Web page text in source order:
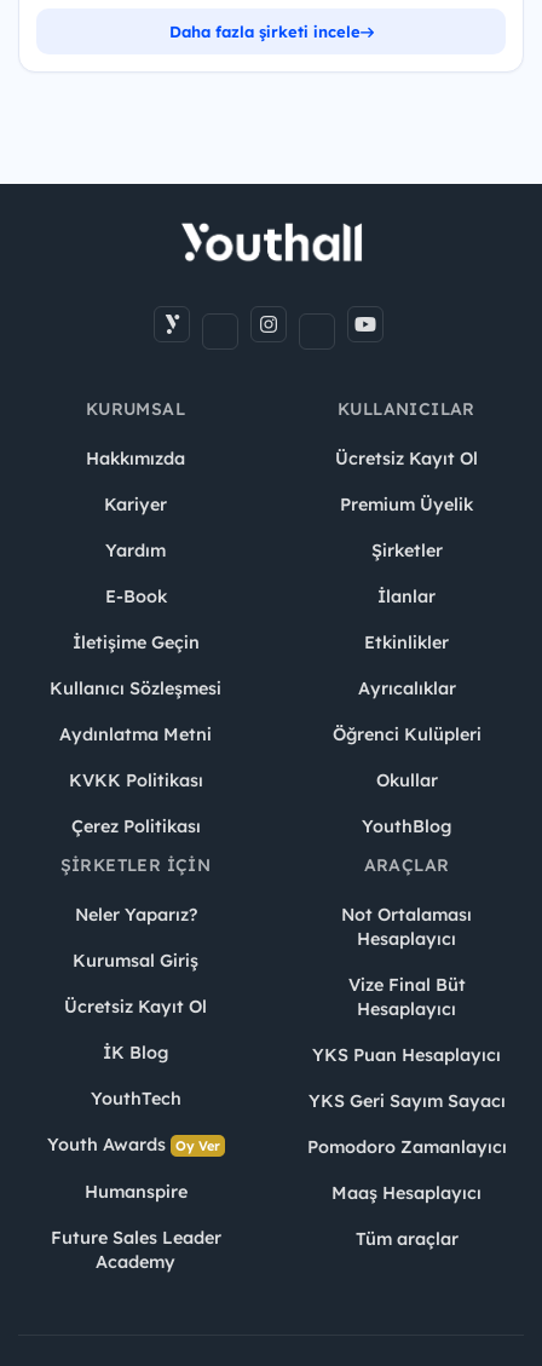
Daha fazla şirketi incele
KURUMSAL
Hakkımızda
Kariyer
Yardım
E-Book
İletişime Geçin
Kullanıcı Sözleşmesi
Aydınlatma Metni
KVKK Politikası
Çerez Politikası
KULLANICILAR
Ücretsiz Kayıt Ol
Premium Üyelik
Şirketler
İlanlar
Etkinlikler
Ayrıcalıklar
Öğrenci Kulüpleri
Okullar
YouthBlog
ŞIRKETLER İÇIN
Neler Yaparız?
Kurumsal Giriş
Ücretsiz Kayıt Ol
İK Blog
YouthTech
Youth Awards Oy Ver
Humanspire
Future Sales Leader
Academy
ARAÇLAR
Not Ortalaması
Hesaplayıcı
Vize Final Büt
Hesaplayıcı
YKS Puan Hesaplayıcı
YKS Geri Sayım Sayacı
Pomodoro Zamanlayıcı
Maaş Hesaplayıcı
Tüm araçlar